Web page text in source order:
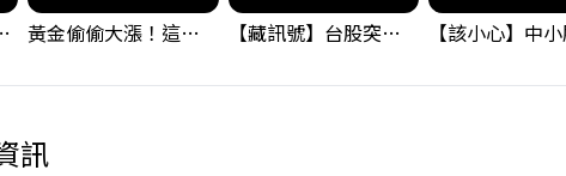
銘 #台股 #外資期貨 #融資 黃金偷偷大漲！這才是決定台股生死的「真風向球」！｜Mr.Jimmy高志銘 #黃金 #美元指數 #聯準會 【藏訊號】台股突破季線，週一我提醒了這個關鍵訊號
訊